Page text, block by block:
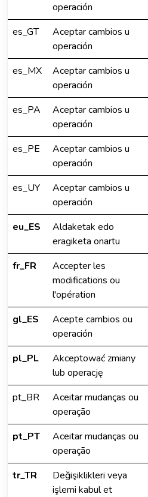
operación
es_GT
Aceptar cambios u
operación
es_MX
Aceptar cambios u
operación
es_PA
Aceptar cambios u
operación
es_PE
Aceptar cambios u
operación
es_UY
Aceptar cambios u
operación
eu_ES
Aldaketak edo
eragiketa onartu
fr_FR
Accepter les
modifications ou
l'opération
gl_ES
Acepte cambios ou
operación
pl_PL
Akceptować zmiany
lub operację
pt_BR
Aceitar mudanças ou
operação
pt_PT
Aceitar mudanças ou
operação
tr_TR
Değişiklikleri veya
işlemi kabul et